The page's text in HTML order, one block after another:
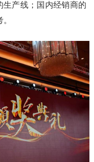
生产线；国内经销商的